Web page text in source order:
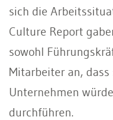
sich die
Culture Report
sowohl
Mitarbeiter an,
Unternehmen
durchführen.